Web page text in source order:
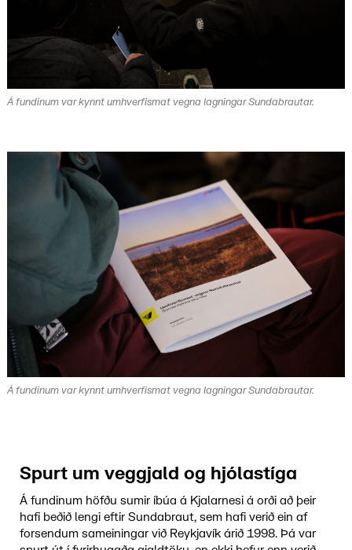
Á fundinum var kynnt umhverfismat vegna lagningar Sundabrautar.
Á fundinum var kynnt umhverfismat vegna lagningar Sundabrautar.
Spurt um veggjald og hjólastíga
Á fundinum höfðu sumir íbúa á Kjalarnesi á orði að þeir
hafi beðið lengi eftir Sundabraut, sem hafi verið ein af
forsendum sameiningar við Reykjavík árið 1998. Þá var